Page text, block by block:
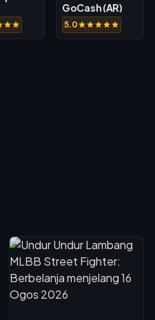
GoCash (AR)
5.0